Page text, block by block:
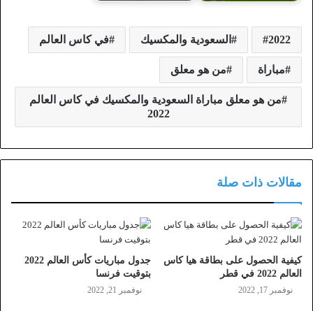
2022 السعودية والمكسيك في كاس العالم
مباراة من هو معلق
من هو معلق مباراة السعودية والمكسيك في كاس العالم
2022
مقالات ذات صلة
كيفية الحصول على بطاقة هيا كاس
العالم 2022 في قطر
نوفمبر 17, 2022
جدول مباريات كأس العالم 2022
بتوقيت فرنسا
نوفمبر 21, 2022